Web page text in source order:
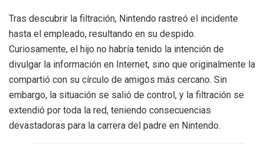
Tras descubrir la filtración, Nintendo rastreó el incidente
hasta el empleado, resultando en su despido.
Curiosamente, el hijo no habría tenido la intención de
divulgar la información en Internet, sino que originalmente la
compartió con su círculo de amigos más cercano. Sin
embargo, la situación se salió de control, y la filtración se
extendió por toda la red, teniendo consecuencias
devastadoras para la carrera del padre en Nintendo.